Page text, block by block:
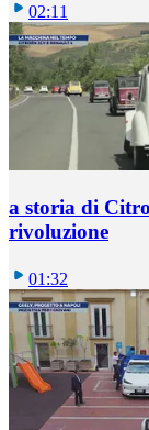
02:11
a storia di
rivoluzione
01:32